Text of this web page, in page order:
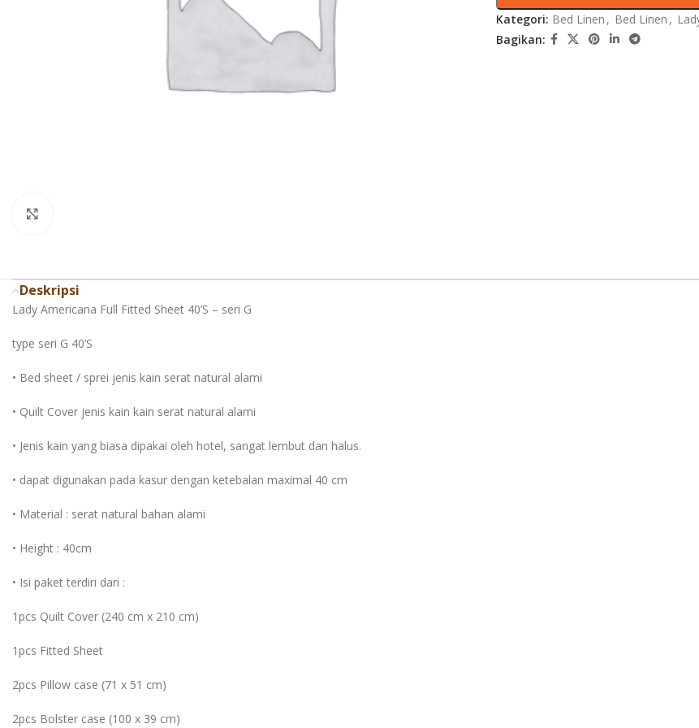
Kategori: Bed Linen , Bed Linen ,
Bagikan:
Deskripsi
Lady Americana Full Fitted Sheet 40’S – seri G
type seri G 40’S
• Bed sheet / sprei jenis kain serat natural alami
• Quilt Cover jenis kain kain serat natural alami
• Jenis kain yang biasa dipakai oleh hotel, sangat lembut dan halus.
• dapat digunakan pada kasur dengan ketebalan maximal 40 cm
• Material : serat natural bahan alami
• Height : 40cm
• Isi paket terdiri dari :
1pcs Quilt Cover (240 cm x 210 cm)
1pcs Fitted Sheet
2pcs Pillow case (71 x 51 cm)
2pcs Bolster case (100 x 39 cm)